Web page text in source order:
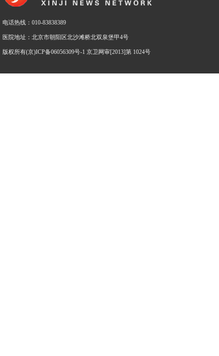
电话热线：010-83838389
医院地址：北京市朝阳区北沙滩桥北双泉堡甲4号
版权所有(京)ICP备06056309号-1 京卫网审[2013]第 1024号